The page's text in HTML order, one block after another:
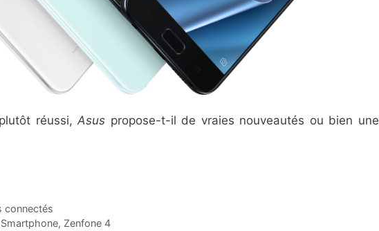
plutôt réussi,Asus propose-t-il de vraies nouveautés ou bien une
connectés
Smartphone, Zenfone 4